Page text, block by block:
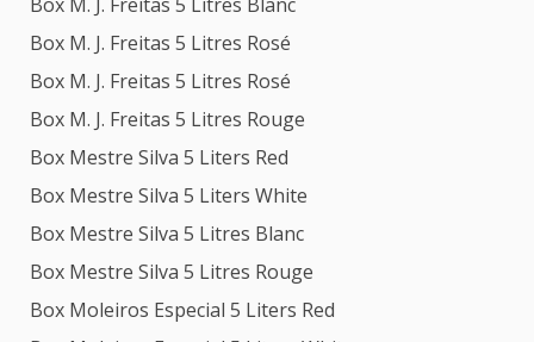
Box M. J. Freitas 5 Litres Rosé
Box M. J. Freitas 5 Litres Rosé
Box M. J. Freitas 5 Litres Rouge
Box Mestre Silva 5 Liters Red
Box Mestre Silva 5 Liters White
Box Mestre Silva 5 Litres Blanc
Box Mestre Silva 5 Litres Rouge
Box Moleiros Especial 5 Liters Red